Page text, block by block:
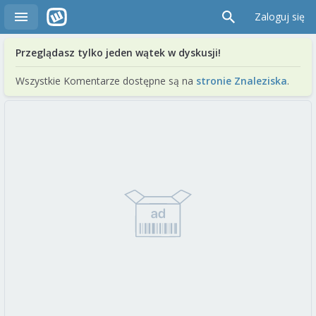
Zaloguj się
Przeglądasz tylko jeden wątek w dyskusji!
Wszystkie Komentarze dostępne są na stronie Znaleziska.